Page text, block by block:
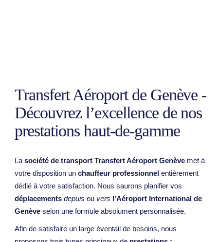
Transfert Aéroport de Genève -
Découvrez l’excellence de nos
prestations haut-de-gamme
La société de transport Transfert Aéroport Genève met à
votre disposition un chauffeur professionnel entièrement
dédié à votre satisfaction. Nous saurons planifier vos
déplacements depuis ou vers l’Aéroport International de
Genève selon une formule absolument personnalisée.
Afin de satisfaire un large éventail de besoins, nous